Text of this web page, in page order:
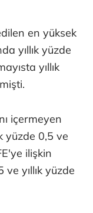
en yüksek
yıllık yüzde
yıllık
içermeyen
yüzde 0,5 ve
ilişkin
yıllık yüzde